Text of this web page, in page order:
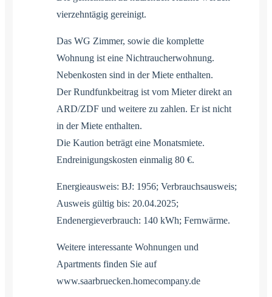
vierzehntägig gereinigt.
Das WG Zimmer, sowie die komplette
Wohnung ist eine Nichtraucherwohnung.
Nebenkosten sind in der Miete enthalten.
Der Rundfunkbeitrag ist vom Mieter direkt an
ARD/ZDF und weitere zu zahlen. Er ist nicht
in der Miete enthalten.
Die Kaution beträgt eine Monatsmiete.
Endreinigungskosten einmalig 80 €.
Energieausweis: BJ: 1956; Verbrauchsausweis;
Ausweis gültig bis: 20.04.2025;
Endenergieverbrauch: 140 kWh; Fernwärme.
Weitere interessante Wohnungen und
Apartments finden Sie auf
www.saarbruecken.homecompany.de